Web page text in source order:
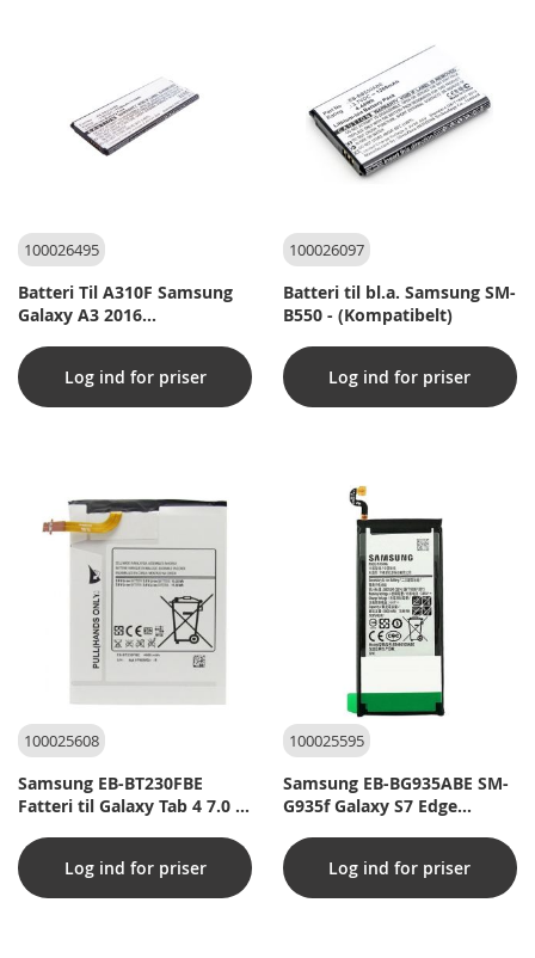
100026495
Batteri Til A310F Samsung
Galaxy A3 2016
Log ind for priser
100026097
Batteri til bl.a. Samsung SM-
B550 - (Kompatibelt)
Log ind for priser
100025608
Samsung EB-BT230FBE
Fatteri til Galaxy Tab 4 7.0 -
Log ind for priser
100025595
Samsung EB-BG935ABE SM-
G935f Galaxy S7 Edge
Log ind for priser